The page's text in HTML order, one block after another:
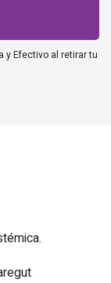
yEfectivo al retirar tu